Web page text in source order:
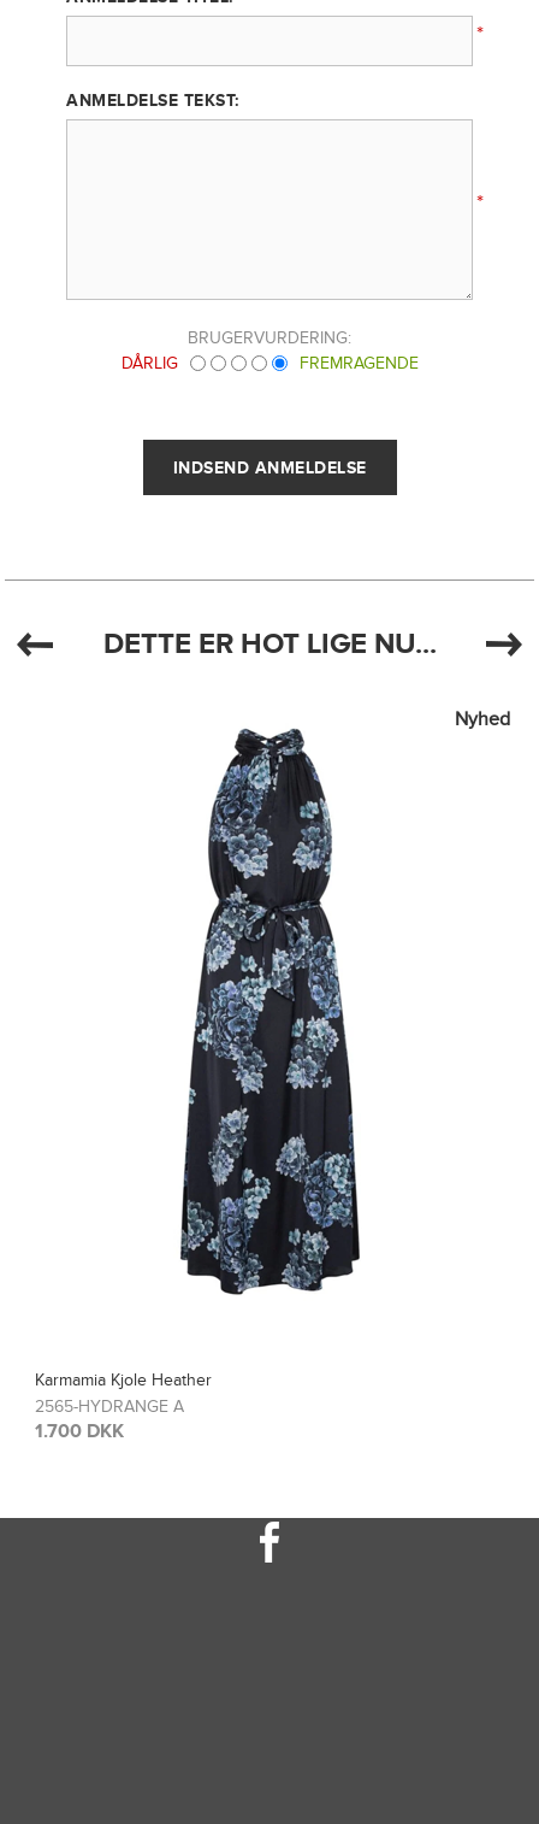
*
ANMELDELSE TEKST:
*
BRUGERVURDERING:
DÅRLIG
FREMRAGENDE
DETTE ER HOT LIGE NU...
Kjole Heather
A